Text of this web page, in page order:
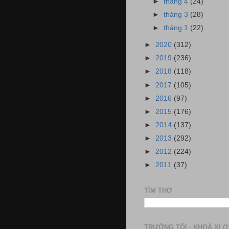
►tháng 3 (28)
►tháng 1 (22)
► 2020 (312)
► 2019 (236)
► 2018 (118)
► 2017 (105)
► 2016 (97)
► 2015 (176)
► 2014 (137)
► 2013 (292)
► 2012 (224)
► 2011 (37)
TÌM THƠ
TRƯỜNG TÔI - KHOÁ XI